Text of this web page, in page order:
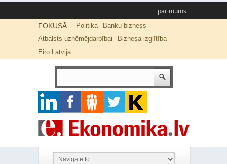
par mums
FOKUSĀ: Politika
Banku bizness
Atbalsts uzņēmējdarbībai
Biznesa izglītība
Eiro Latvijā